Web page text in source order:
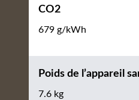
CO2
679 g/kWh
Poids de l’appareil
7.6 kg